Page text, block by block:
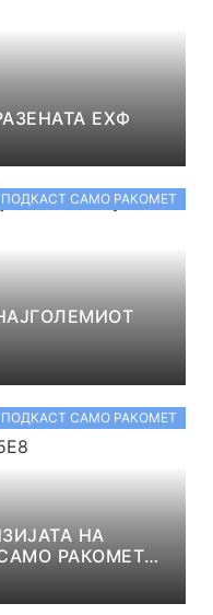
ЕХФ
ПОДКАСТ САМО РАКОМЕТ
ПОДКАСТ САМО РАКОМЕТ
НА
РАКОМЕТ